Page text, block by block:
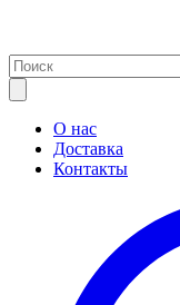
О нас
Доставка
Контакты